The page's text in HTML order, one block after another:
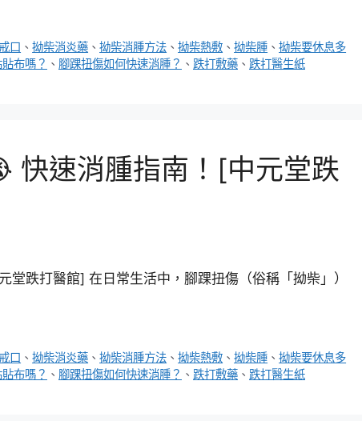
口 、拗柴消炎藥 、拗柴消腫方法 、拗柴熱敷 、拗柴腫 、拗柴要休息多
布嗎？ 、 腳踝扭傷如何快速消腫？ 、 跌打敷藥 、 跌打醫生紙
快速消腫指南！[中元堂跌
跌打醫館] 在日常生活中，腳踝扭傷（俗稱「拗柴」）
口 、拗柴消炎藥 、拗柴消腫方法 、拗柴熱敷 、拗柴腫 、拗柴要休息多
布嗎？ 、 腳踝扭傷如何快速消腫？ 、 跌打敷藥 、 跌打醫生紙